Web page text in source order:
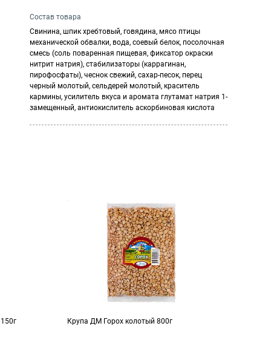
Состав товара
Свинина, шпик хребтовый, говядина, мясо птицы
механической обвалки, вода, соевый белок, посолочная
смесь (соль поваренная пищевая, фиксатор окраски
нитрит натрия), стабилизаторы (каррагинан,
пирофосфаты), чеснок свежий, сахар-песок, перец
черный молотый, сельдерей молотый, краситель
кармины, усилитель вкуса и аромата глутамат натрия 1-
замещенный, антиокислитель аскорбиновая кислота
Крупа ДМ Горох колотый 800г